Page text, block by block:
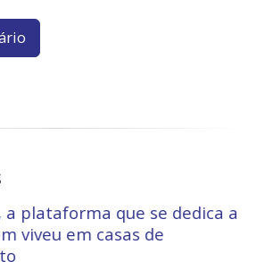
a plataforma que se dedica a
viveu em casas de